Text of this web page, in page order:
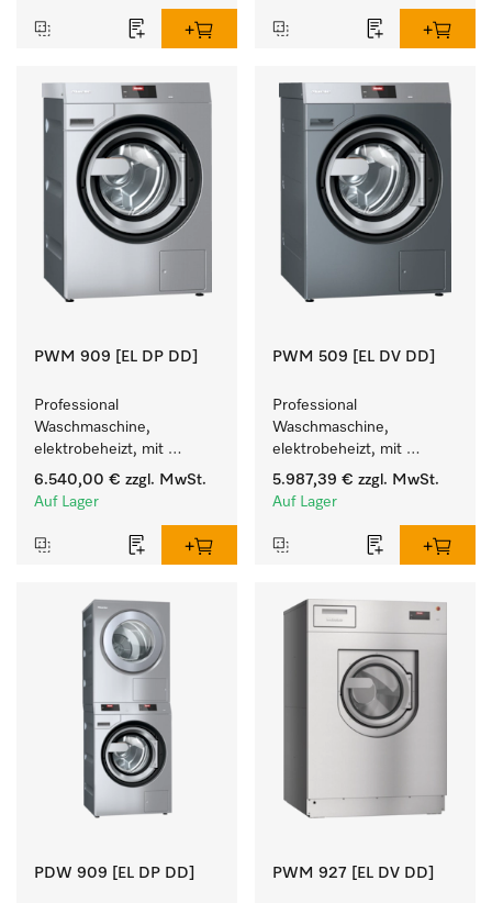
PWM 909 [EL DP DD]
Professional
Waschmaschine,
elektrobeheizt, mit
Ablaufpumpe  und
Waschmitteleinspülkasten,
programmierbar.
6.540,00 € zzgl. MwSt.
Auf Lager
PWM 509 [EL DV DD]
Professional
Waschmaschine,
elektrobeheizt, mit
Ablaufventil mit
Waschmitteleinspülkasten,
5.987,39 € zzgl. MwSt.
Auf Lager
PDW 909 [EL DP DD] PWM 927 [EL DV DD]